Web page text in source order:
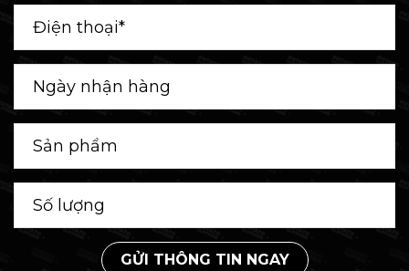
GỬI THÔNG TIN NGAY